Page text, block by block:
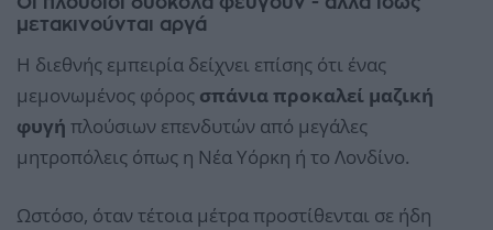
μετακινούνται αργά
Η διεθνής εμπειρία δείχνει επίσης ότι ένας
μεμονωμένος φόρος σπάνια προκαλεί μαζική
φυγή πλούσιων επενδυτών από μεγάλες
μητροπόλεις όπως η Νέα Υόρκη ή το Λονδίνο.
Ωστόσο, όταν τέτοια μέτρα προστίθενται σε ήδη